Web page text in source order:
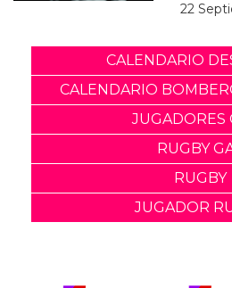
22
CALENDARIO
CALENDARIO
JUGADORES
RUGBY
RUGBY
JUGADOR